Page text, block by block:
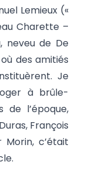
Lemieux («
Charette –
neveu de De
des amitiés
Je
à brûle-
de l’époque,
François
c’était